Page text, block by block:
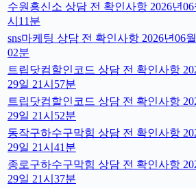
수원흥신소 상담 전 확인사항 2026년06
시11분
sns마케팅 상담 전 확인사항 2026년06월
02분
트립닷컴할인코드 상담 전 확인사항
29일 21시57분
트립닷컴할인코드 상담 전 확인사항
29일 21시52분
동작구하수구막힘 상담 전 확인사항
29일 21시41분
종로구하수구막힘 상담 전 확인사항
29일 21시37분